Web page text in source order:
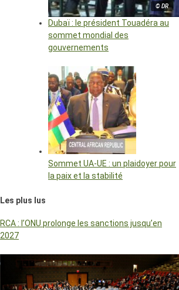
© DR
Dubaï : le président Touadéra au
sommet mondial des
gouvernements
Sommet UA-UE : un plaidoyer pour
la paix et la stabilité
Les plus lus
RCA : l’ONU prolonge les sanctions jusqu’en
2027